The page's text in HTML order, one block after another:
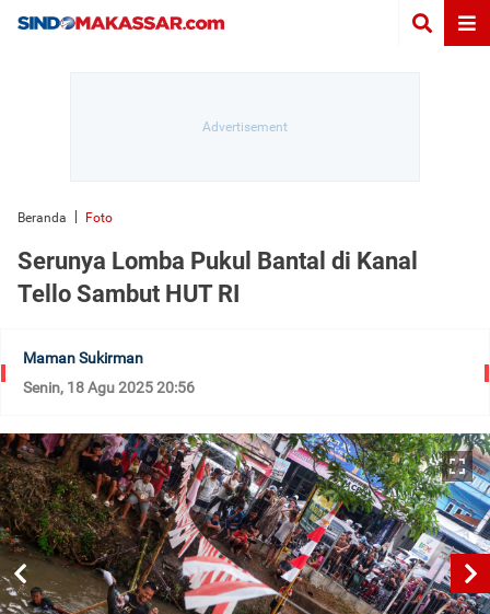
Beranda Foto
Serunya Lomba Pukul Bantal di Kanal
Tello Sambut HUT RI
Maman Sukirman
Senin, 18 Agu 2025 20:56